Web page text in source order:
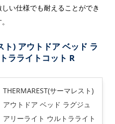
い仕様でも耐えることができ
ト) アウトドア ベッド ラ
ラライトコット R
THERMAREST(サーマレスト)
アウトドア ベッド ラグジュ
アリーライト ウルトラライト